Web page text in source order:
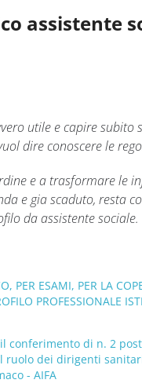
assistente
utile e capire
dire conoscere le
e a trasformare le
e gia scaduto, resta
da assistente sociale.
PER ESAMI, PER LA
PROFESSIONALE
conferimento di n. 2
dei dirigenti
- AIFA